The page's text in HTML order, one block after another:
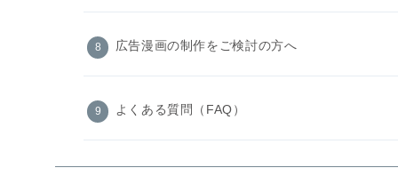
広告漫画の制作をご検討の方へ
よくある質問（FAQ）